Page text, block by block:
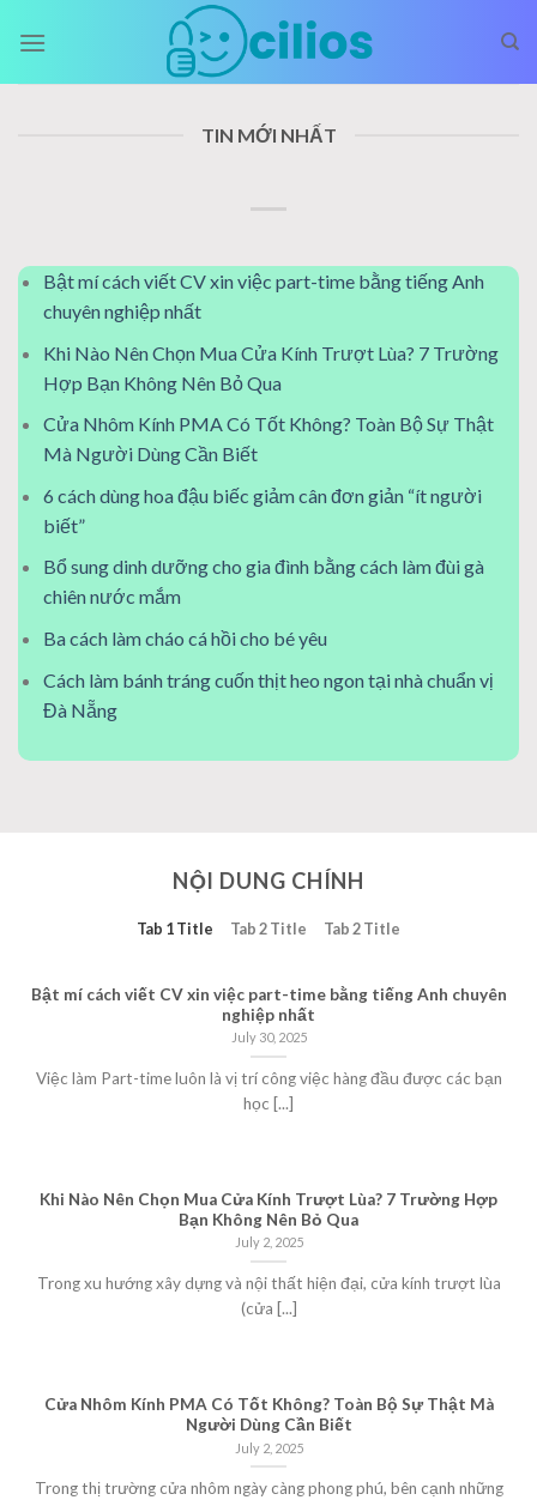
TIN MỚI NHẤT
Bật mí cách viết CV xin việc part-time bằng tiếng Anh
chuyên nghiệp nhất
Khi Nào Nên Chọn Mua Cửa Kính Trượt Lùa? 7 Trường
Hợp Bạn Không Nên Bỏ Qua
Cửa Nhôm Kính PMA Có Tốt Không? Toàn Bộ Sự Thật
Mà Người Dùng Cần Biết
6 cách dùng hoa đậu biếc giảm cân đơn giản “ít người
biết”
Bổ sung dinh dưỡng cho gia đình bằng cách làm đùi gà
chiên nước mắm
Ba cách làm cháo cá hồi cho bé yêu
Cách làm bánh tráng cuốn thịt heo ngon tại nhà chuẩn vị
Đà Nẵng
NỘI DUNG CHÍNH
Tab 1 Title Tab 2 Title Tab 2 Title
Bật mí cách viết CV xin việc part-time bằng tiếng Anh chuyên
nghiệp nhất
July 30, 2025
Việc làm Part-time luôn là vị trí công việc hàng đầu được các bạn
học [...]
Khi Nào Nên Chọn Mua Cửa Kính Trượt Lùa? 7 Trường Hợp
Bạn Không Nên Bỏ Qua
July 2, 2025
Trong xu hướng xây dựng và nội thất hiện đại, cửa kính trượt lùa
(cửa [...]
Cửa Nhôm Kính PMA Có Tốt Không? Toàn Bộ Sự Thật Mà
Người Dùng Cần Biết
July 2, 2025
Trong thị trường cửa nhôm ngày càng phong phú, bên cạnh những